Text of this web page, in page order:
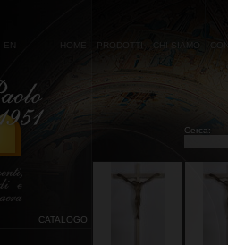
EN HOME PRODOTTI CHI SIAMO
Cerca:
CATALOGO